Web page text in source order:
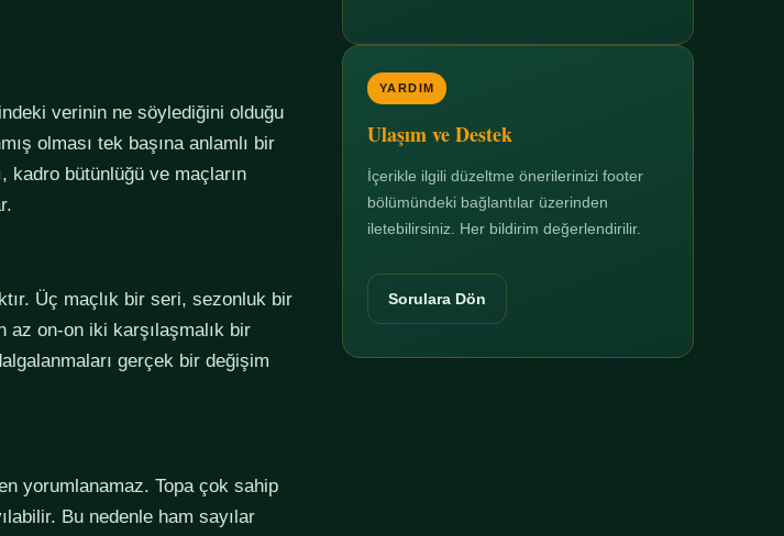
verinin ne söylediğini olduğu
olması tek başına anlamlı bir
kadro bütünlüğü ve maçların
Üç maçlık bir seri, sezonluk bir
az on-on iki karşılaşmalık bir
gerçek bir değişim
yorumlanamaz. Topa çok sahip
Bu nedenle ham sayılar
YARDIM
Ulaşım ve Destek
İçerikle ilgili düzeltme önerilerinizi footer
bölümündeki bağlantılar üzerinden
iletebilirsiniz. Her bildirim değerlendirilir.
Sorulara Dön